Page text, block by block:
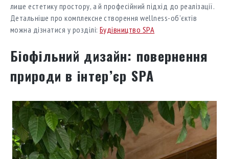
лише естетику простору, а й професійний підхід до реалізації.
Детальніше про комплексне створення wellness-об’єктів
можна дізнатися у розділі: Будівництво SPA
Біофільний дизайн: повернення
природи в інтер’єр SPA